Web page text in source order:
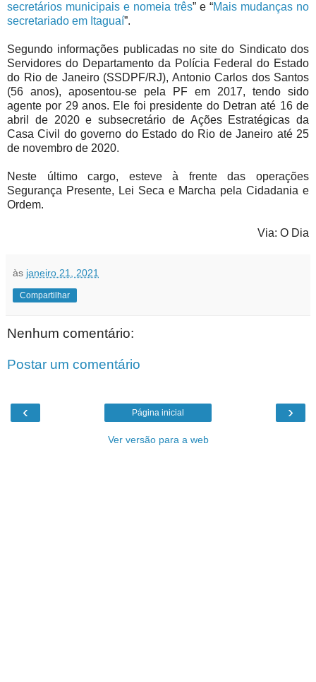
secretários municipais e nomeia três” e “Mais mudanças no
secretariado em Itaguaí”.
Segundo informações publicadas no site do Sindicato dos
Servidores do Departamento da Polícia Federal do Estado
do Rio de Janeiro (SSDPF/RJ), Antonio Carlos dos Santos
(56 anos), aposentou-se pela PF em 2017, tendo sido
agente por 29 anos. Ele foi presidente do Detran até 16 de
abril de 2020 e subsecretário de Ações Estratégicas da
Casa Civil do governo do Estado do Rio de Janeiro até 25
de novembro de 2020.
Neste último cargo, esteve à frente das operações
Segurança Presente, Lei Seca e Marcha pela Cidadania e
Ordem.
Via: O Dia
às janeiro 21, 2021
Compartilhar
Nenhum comentário:
Postar um comentário
‹ ›
Página inicial
Ver versão para a web